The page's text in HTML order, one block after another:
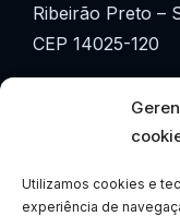
Utilizamos cookies e
experiência de
Ribeirão Preto –
CEP 14025-120
☎ (16) 3615-3601
☎ (16) 3877-3601
✉